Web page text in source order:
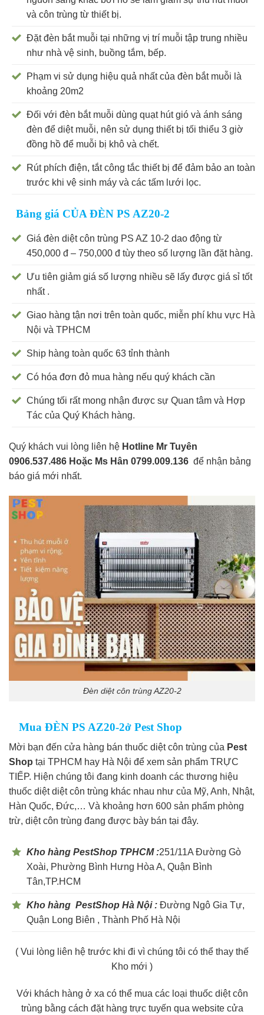
và côn trùng từ thiết bị.
Đặt đèn bắt muỗi tại những vị trí muỗi tập trung nhiều
như nhà vệ sinh, buồng tắm, bếp.
Phạm vi sử dụng hiệu quả nhất của đèn bắt muỗi là
khoảng 20m2
Đối với đèn bắt muỗi dùng quạt hút gió và ánh sáng
đèn để diệt muỗi, nên sử dụng thiết bị tối thiểu 3 giờ
đồng hồ để muỗi bị khô và chết.
Rút phích điện, tắt công tắc thiết bị để đảm bảo an toàn
trước khi vệ sinh máy và các tấm lưới lọc.
Bảng giá CỦA ĐÈN PS AZ20-2
Giá đèn diệt côn trùng PS AZ 10-2 dao động từ
450,000 đ – 750,000 đ tùy theo số lượng lần đặt hàng.
Ưu tiên giảm giá số lượng nhiều sẽ lấy được giá sỉ tốt
nhất .
Giao hàng tận nơi trên toàn quốc, miễn phí khu vực Hà
Nội và TPHCM
Ship hàng toàn quốc 63 tỉnh thành
Có hóa đơn đỏ mua hàng nếu quý khách cần
Chúng tối rất mong nhận được sự Quan tâm và Hợp
Tác của Quý Khách hàng.
Quý khách vui lòng liên hệ Hotline Mr Tuyên
0906.537.486 Hoặc Ms Hân 0799.009.136 để nhận bảng
báo giá mới nhất.
Đèn diệt côn trùng AZ20-2
Mua ĐÈN PS AZ20-2ở Pest Shop
Mời bạn đến cửa hàng bán thuốc diệt côn trùng của Pest
Shop tại TPHCM hay Hà Nội để xem sản phẩm TRỰC
TIẾP. Hiện chúng tôi đang kinh doanh các thương hiệu
thuốc diệt diệt côn trùng khác nhau như của Mỹ, Anh, Nhật,
Hàn Quốc, Đức,… Và khoảng hơn 600 sản phẩm phòng
trừ, diệt côn trùng đang được bày bán tại đây.
Kho hàng PestShop TPHCM :251/11A Đường Gò
Xoài, Phường Bình Hưng Hòa A, Quận Bình
Tân,TP.HCM
Kho hàng PestShop Hà Nội : Đường Ngô Gia Tự,
Quận Long Biên , Thành Phố Hà Nội
( Vui lòng liên hệ trước khi đi vì chúng tôi có thể thay thế
Kho mới )
Với khách hàng ở xa có thể mua các loại thuốc diệt côn
trùng bằng cách đặt hàng trực tuyến qua website cửa